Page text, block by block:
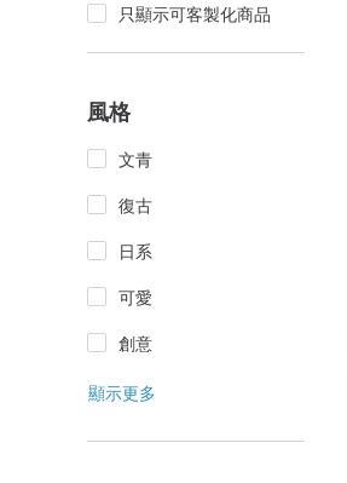
只顯示可客製化商品
風格
文青
復古
日系
可愛
創意
顯示更多